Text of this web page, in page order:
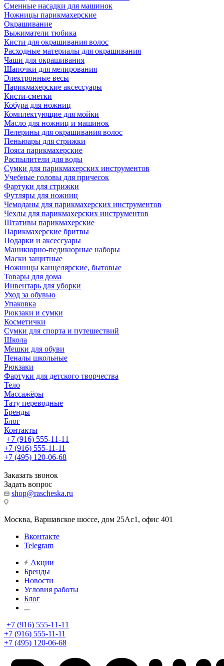
Сменные насадки для машинок
Ножницы парикмахерские
Окрашивание
Выжиматели тюбика
Кисти для окрашивания волос
Расходные материалы для окрашивания
Чаши для окрашивания
Шапочки для мелирования
Электронные весы
Парикмахерские аксессуары
Кисти-сметки
Кобура для ножниц
Комплектующие для мойки
Масло для ножниц и машинок
Пелерины для окрашивания волос
Пеньюары для стрижки
Пояса парикмахерские
Распылители для воды
Сумки для парикмахерских инструментов
Учебные головы для причесок
Фартуки для стрижки
Футляры для ножниц
Чемоданы для парикмахерских инструментов
Чехлы для парикмахерских инструментов
Штативы парикмахерские
Парикмахерские бритвы
Подарки и аксессуары
Маникюрно-педикюрные наборы
Маски защитные
Ножницы канцелярские, бытовые
Товары для дома
Инвентарь для уборки
Уход за обувью
Упаковка
Рюкзаки и сумки
Косметички
Сумки для спорта и путешествий
Школа
Мешки для обуви
Пеналы школьные
Рюкзаки
Фартуки для детского творчества
Тело
Массажёры
Тату переводные
Бренды
Блог
Контакты
+7 (916) 555-11-11
+7 (916) 555-11-11
+7 (495) 120-06-68
Заказать звонок
Задать вопрос
shop@rascheska.ru
Москва, Варшавское шоссе, дом 25Аc1, офис 401
Вконтакте
Telegram
Акции
Бренды
Новости
Условия работы
Блог
...
+7 (916) 555-11-11
+7 (916) 555-11-11
+7 (495) 120-06-68